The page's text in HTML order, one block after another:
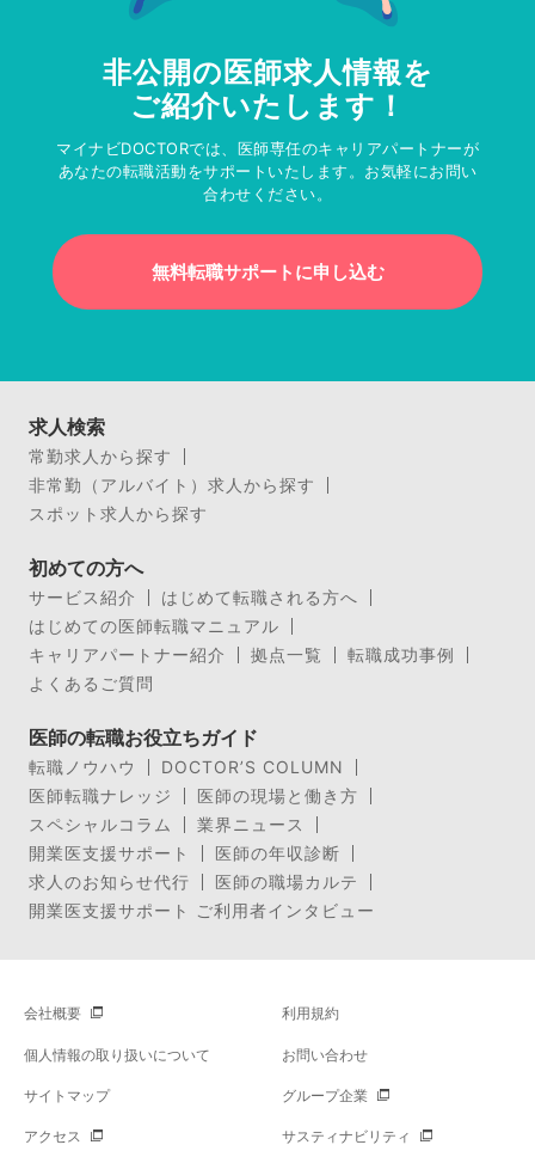
非公開の医師求人情報を
ご紹介いたします！
マイナビDOCTORでは、医師専任のキャリアパートナーが
あなたの転職活動をサポートいたします。お気軽にお問い
合わせください。
無料転職サポートに申し込む
求人検索
常勤求人から探す
非常勤（アルバイト）求人から探す
スポット求人から探す
初めての方へ
サービス紹介
はじめて転職される方へ
はじめての医師転職マニュアル
キャリアパートナー紹介
拠点一覧
転職成功事例
よくあるご質問
医師の転職お役立ちガイド
転職ノウハウ
DOCTOR’S COLUMN
医師転職ナレッジ
医師の現場と働き方
スペシャルコラム
業界ニュース
開業医支援サポート
医師の年収診断
求人のお知らせ代行
医師の職場カルテ
開業医支援サポート ご利用者インタビュー
会社概要 利用規約
個人情報の取り扱いについて お問い合わせ
サイトマップ グループ企業
アクセス サスティナビリティ